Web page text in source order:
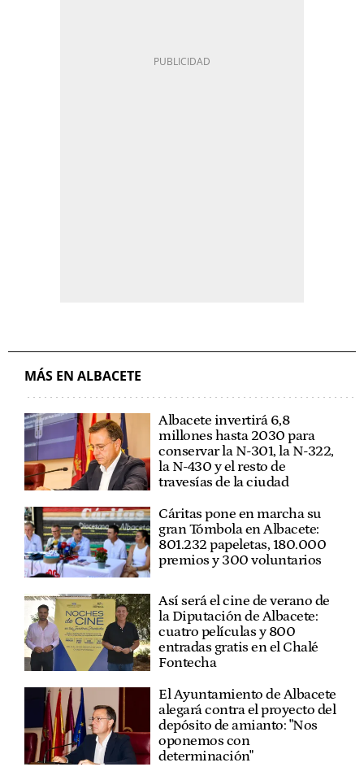
MÁS EN ALBACETE
Albacete invertirá 6,8
millones hasta 2030 para
conservar la N-301, la N-322,
la N-430 y el resto de
travesías de la ciudad
Cáritas pone en marcha su
gran Tómbola en Albacete:
801.232 papeletas, 180.000
premios y 300 voluntarios
Así será el cine de verano de
la Diputación de Albacete:
cuatro películas y 800
entradas gratis en el Chalé
Fontecha
El Ayuntamiento de Albacete
alegará contra el proyecto del
depósito de amianto: "Nos
oponemos con
determinación"